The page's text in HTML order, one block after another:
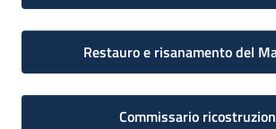
Restauro e risanamento del
Commissario